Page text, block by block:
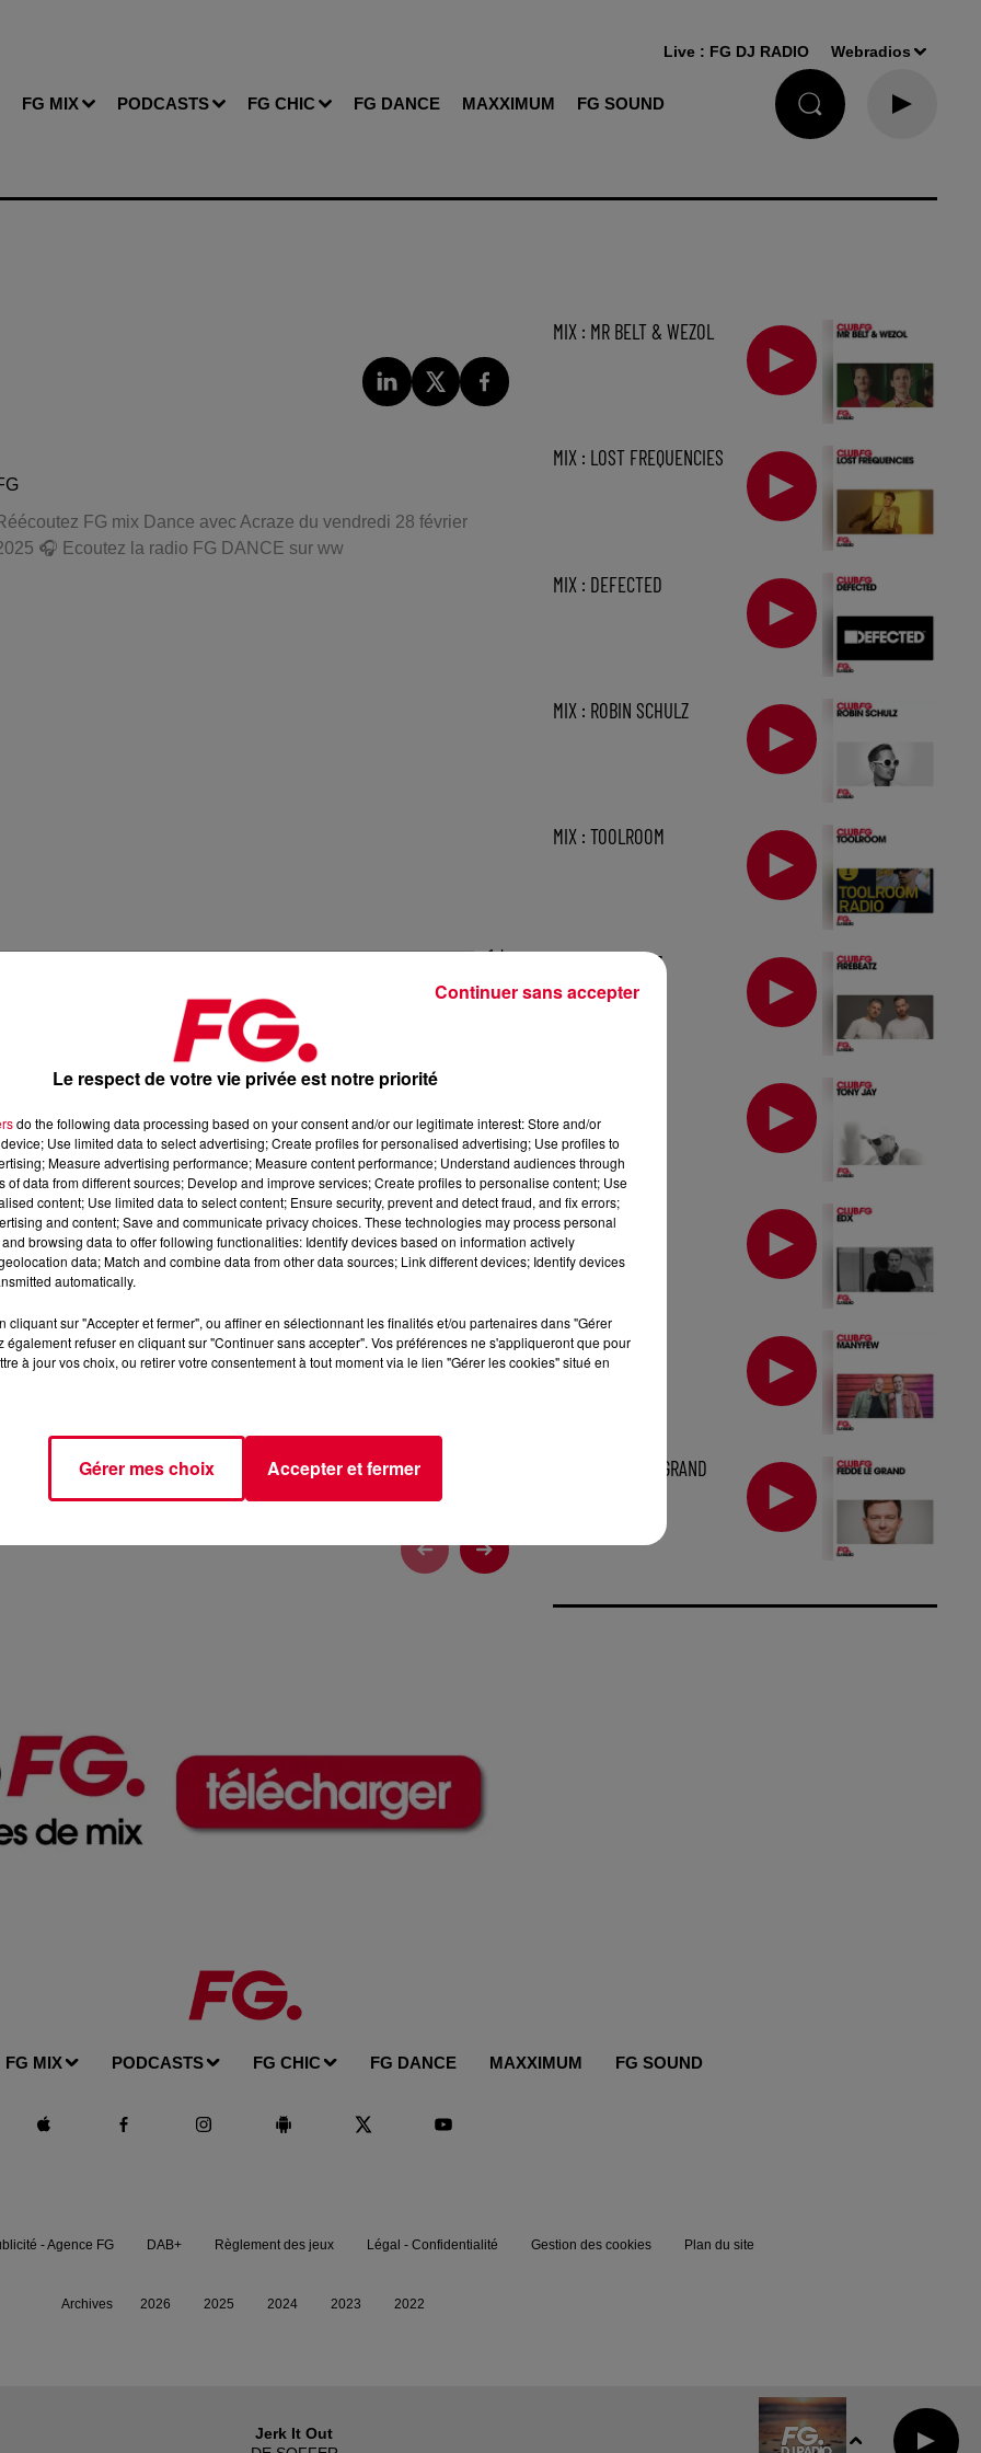
FG MIX PODCASTS FG CHIC FG DANCE MAXXIMUM FG SOUND
Live : FG DJ RADIO Webradios
FG mix Dance avec Acraze du vendredi 28 février
🎧 Ecoutez la radio FG DANCE sur ww
1 h
2025
, 📱 et sur l’Application FG (IOShttps://urlz.fr/hhZxGoogle
rave et tech-house
MIX : MR BELT & WEZOL
MIX : LOST FREQUENCIES
MIX : DEFECTED
MIX : ROBIN SCHULZ
MIX : TOOLROOM
MIX : FIREBEATZ
MIX : EDX
MIX : MANYFEW
MIX : FEDDE LE GRAND
FG MIX PODCASTS FG CHIC FG DANCE MAXXIMUM FG SOUND
Jerk It Out
- Agence FG DAB+ Règlement des jeux Légal - Confidentialité Gestion des cookies Plan du site
Archives 2026 2025 2024 2023 2022
Le respect de votre vie privée est notre priorité
do the following data processing based on your consent and/or our legitimate interest: Store and/or
Use limited data to select advertising; Create profiles for personalised advertising; Use profiles to
Measure advertising performance; Measure content performance; Understand audiences through
of data from different sources; Develop and improve services; Create profiles to personalise content; Use
content; Use limited data to select content; Ensure security, prevent and detect fraud, and fix errors;
and content; Save and communicate privacy choices. These technologies may process personal
browsing data to offer following functionalities: Identify devices based on information actively
data; Match and combine data from other data sources; Link different devices; Identify devices
automatically.
cliquant sur "Accepter et fermer", ou affiner en sélectionnant les finalités et/ou partenaires dans "Gérer
également refuser en cliquant sur "Continuer sans accepter". Vos préférences ne s'appliqueront que pour
à jour vos choix, ou retirer votre consentement à tout moment via le lien "Gérer les cookies" situé en
Gérer mes choix Accepter et fermer
Continuer sans accepter